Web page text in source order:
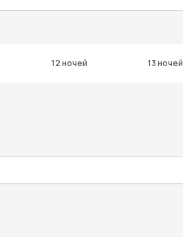
12 ночей 13 ночей